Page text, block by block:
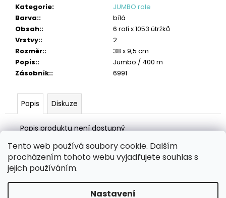
Tento web používá soubory cookie. Dalším
procházením tohoto webu vyjadřujete souhlas s
jejich používáním.
Nastavení
Kategorie:
JUMBO role
Barva::
bílá
Obsah::
6 rolí x 1053 útržků
Vrstvy::
2
Rozměr::
38 x 9,5 cm
Popis::
Jumbo / 400 m
Zásobník:: 6991
Popis Diskuze
Popis produktu není dostupný
e
m
e
TORK
PRŮMYSLOVÁ
ČISTICÍ
UTĚRKA
LOW-
LINT
4
242
Kč
á Zboží.cz Heureka.cz